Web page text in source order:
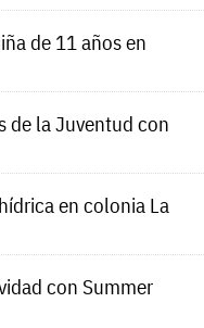
de 11 años en
de la Juventud con
en colonia La
con Summer